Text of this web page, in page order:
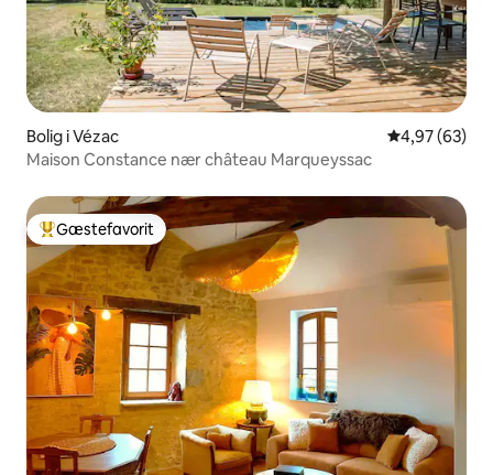
Bolig i Vézac 4,97 ud af 5 i
4,97 (63)
Maison Constance nær château Marqueyssac
Bedste gæstefavorit
Gæstefavorit